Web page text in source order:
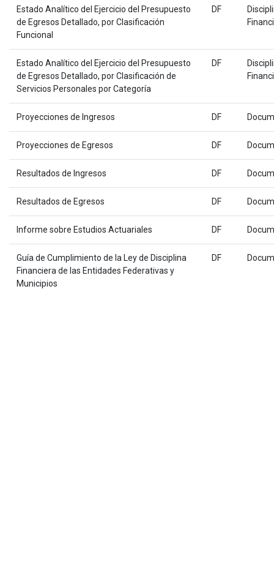
Estado Analítico del Ejercicio del Presupuesto
de Egresos Detallado, por Clasificación
Funcional
DF
Estado Analítico del Ejercicio del Presupuesto
de Egresos Detallado, por Clasificación de
Servicios Personales por Categoría
DF
Proyecciones de Ingresos DF
Proyecciones de Egresos DF
Resultados de Ingresos DF
Resultados de Egresos DF
Informe sobre Estudios Actuariales DF
Guía de Cumplimiento de la Ley de Disciplina
Financiera de las Entidades Federativas y
Municipios
DF